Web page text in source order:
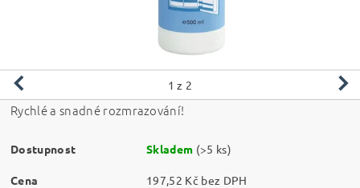
1 z 2
Rychlé a snadné rozmrazování!
Dostupnost Skladem (>5 ks)
Cena 197,52 Kč bez DPH